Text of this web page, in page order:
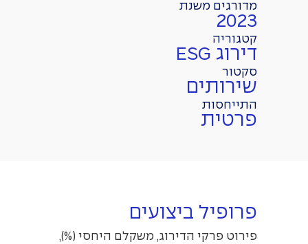
מדורגים משנת
2023
קטגוריה
דירוג ESG
סקטור
שירותים
התייחסות
פרטית
פרופיל ביצועים
פירוט פרקי הדירוג, משקלם היחסי (%),